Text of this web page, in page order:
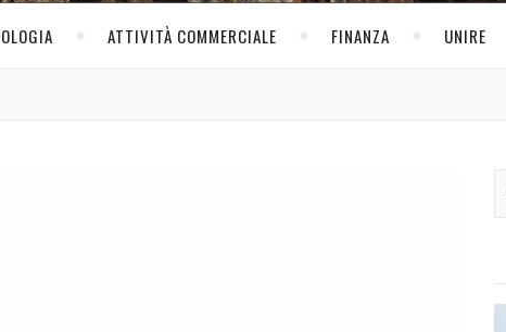
ATTIVITÀ COMMERCIALE FINANZA UNIRE